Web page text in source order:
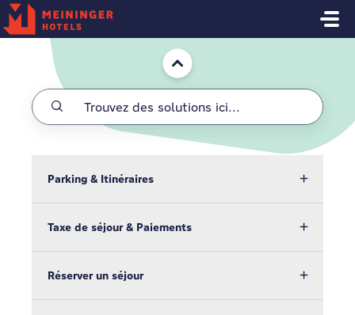
Passer au contenu principal
Accueil
Parking & Itinéraires
Taxe de séjour & Paiements
Réserver un séjour